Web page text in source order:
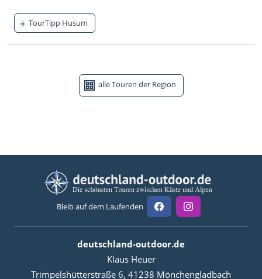
TourTipp Husum
alle Touren der Region
Bleib auf dem Laufenden
deutschland-outdoor.de
Klaus Heuer
Trimpelshütterstraße 6, 41238 Mönchengladbach